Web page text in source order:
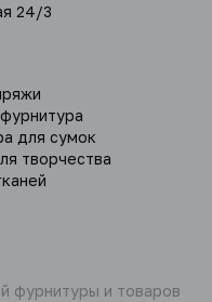
фурнитуры и товаров
для сумок
творчества
24/3